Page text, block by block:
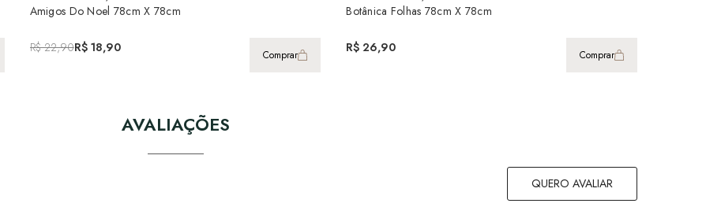
Amigos Do Noel 78cm X 78cm
R$ 22,90R$ 18,90 Comprar
Botânica Folhas 78cm X 78cm
R$ 26,90 Comprar
AVALIAÇÕES
QUERO AVALIAR